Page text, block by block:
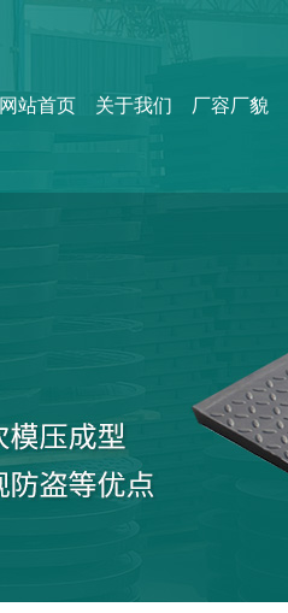
网站首页 关于我们 厂容厂貌